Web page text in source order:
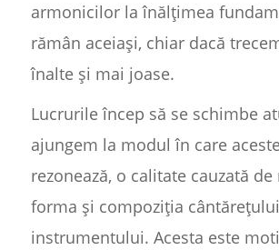
armonicilor la înălțimea
rămân aceiași, chiar dacă
înalte și mai joase.
Lucrurile încep să se schimbe
ajungem la modul în care
rezonează, o calitate cauzată
forma și compoziția
instrumentului. Acesta este